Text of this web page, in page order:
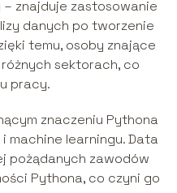
znajduje zastosowanie
danych po tworzenie
temu, osoby znające
sektorach, co
pracy.
znaczeniu Pythona
machine learningu. Data
pożądanych zawodów
Pythona, co czyni go